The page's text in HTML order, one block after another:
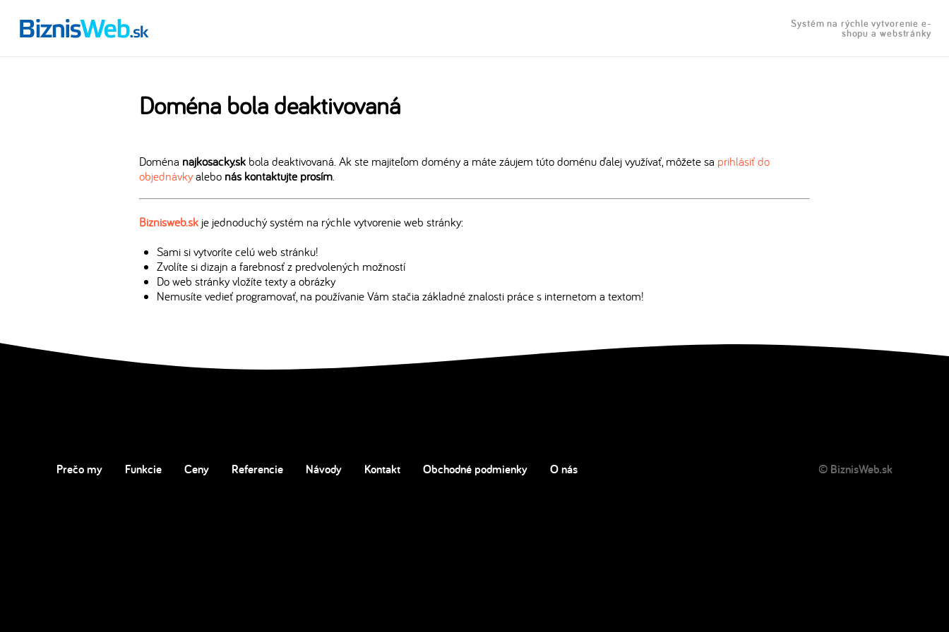
Systém na rýchle vytvorenie e-
shopu a webstránky
Doména bola deaktivovaná
Doména najkosacky.sk bola deaktivovaná. Ak ste majiteľom domény a máte záujem túto doménu ďalej využívať, môžete sa prihlásiť do
objednávkyalebo nás kontaktujte prosím
Biznisweb.sk je jednoduchý systém na rýchle vytvorenie web stránky:
Sami si vytvoríte celú web stránku!
Zvolíte si dizajn a farebnosť z predvolených možností
Do web stránky vložíte texty a obrázky
Nemusíte vedieť programovať, na používanie Vám stačia základné znalosti práce s internetom a textom!
Prečo my Funkcie Ceny Referencie Návody Kontakt Obchodné podmienky O nás © BiznisWeb.sk